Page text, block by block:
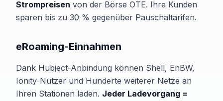
Strompreisen von der Börse OTE. Ihre Kunden
sparen bis zu 30 % gegenüber Pauschaltarifen.
eRoaming-Einnahmen
Dank Hubject-Anbindung können Shell, EnBW,
Ionity-Nutzer und Hunderte weiterer Netze an
Ihren Stationen laden. Jeder Ladevorgang =